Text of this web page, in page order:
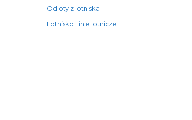
Odloty z lotniska
Lotnisko Linie lotnicze